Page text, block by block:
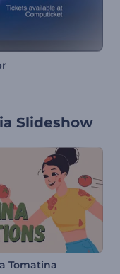
Slideshow
Tomatina